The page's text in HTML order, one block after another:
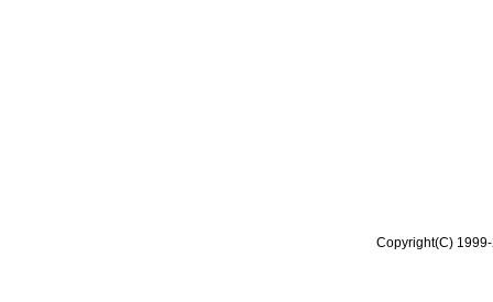
Copyright(C)